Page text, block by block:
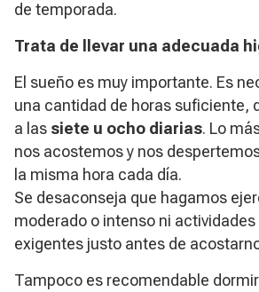
de temporada.
Trata de llevar una adecuada
El sueño es muy importante. Es
una cantidad de horas suficiente,
a las siete u ocho diarias. Lo
nos acostemos y nos
la misma hora cada día.
Se desaconseja que hagamos
moderado o intenso ni
exigentes justo antes de
Tampoco es recomendable